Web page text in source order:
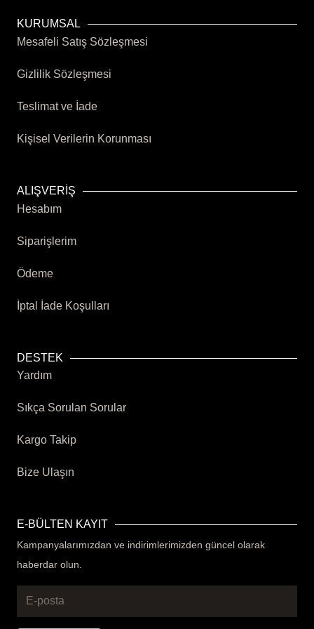
KURUMSAL
Mesafeli Satış Sözleşmesi
Gizlilik Sözleşmesi
Teslimat ve İade
Kişisel Verilerin Korunması
ALIŞVERİŞ
Hesabım
Siparişlerim
Ödeme
İptal İade Koşulları
DESTEK
Yardım
Sıkça Sorulan Sorular
Kargo Takip
Bize Ulaşın
E-BÜLTEN KAYIT
Kampanyalarımızdan ve indirimlerimizden güncel olarak
haberdar olun.